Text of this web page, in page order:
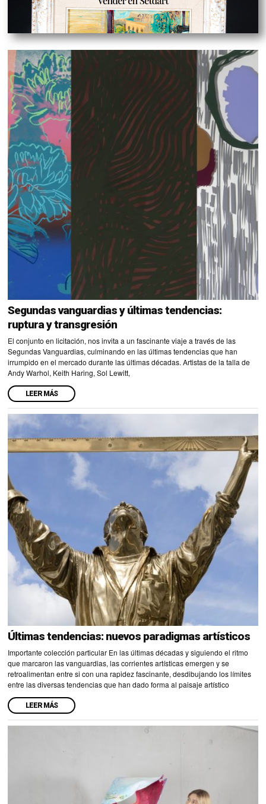
Segundas vanguardias y últimas tendencias:
ruptura y transgresión
El conjunto en licitación, nos invita a un fascinante viaje a través de las
Segundas Vanguardias, culminando en las últimas tendencias que han
irrumpido en el mercado durante las últimas décadas. Artistas de la talla de
Andy Warhol, Keith Haring, Sol Lewitt,
LEER MÁS
Últimas tendencias: nuevos paradigmas artísticos
Importante colección particular En las últimas décadas y siguiendo el ritmo
que marcaron las vanguardias, las corrientes artísticas emergen y se
retroalimentan entre si con una rapidez fascinante, desdibujando los límites
entre las diversas tendencias que han dado forma al paisaje artístico
LEER MÁS